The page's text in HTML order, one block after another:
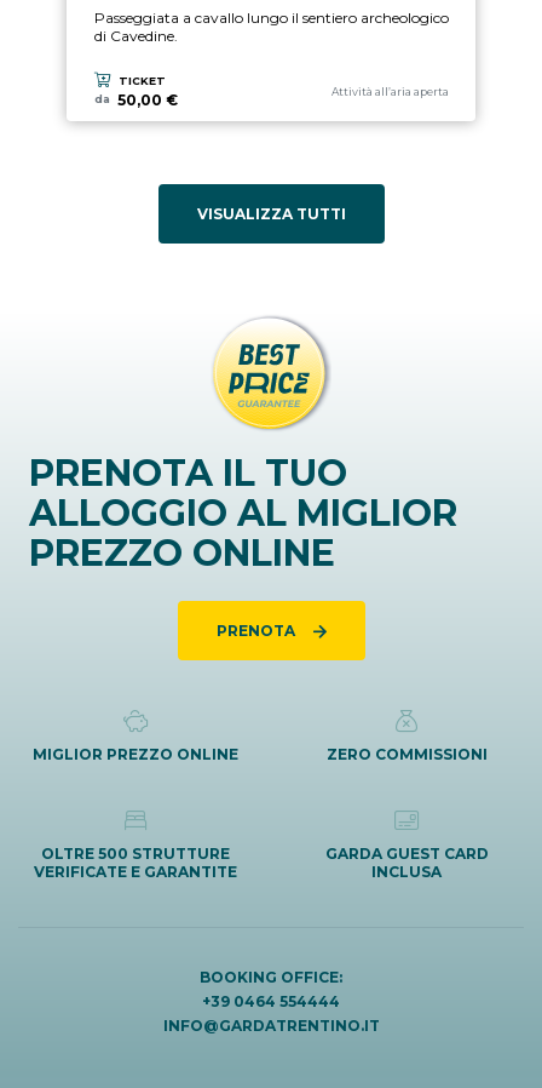
Passeggiata a cavallo lungo il sentiero archeologico
di Cavedine.
TICKET
da
50,00 €
Categoria esperienza
Attività all’aria aperta
VISUALIZZA TUTTI
PRENOTA IL TUO
ALLOGGIO AL MIGLIOR
PREZZO ONLINE
PRENOTA
MIGLIOR PREZZO ONLINE ZERO COMMISSIONI
OLTRE 500 STRUTTURE
VERIFICATE E GARANTITE
GARDA GUEST CARD
INCLUSA
BOOKING OFFICE:
+39 0464 554444
INFO@GARDATRENTINO.IT